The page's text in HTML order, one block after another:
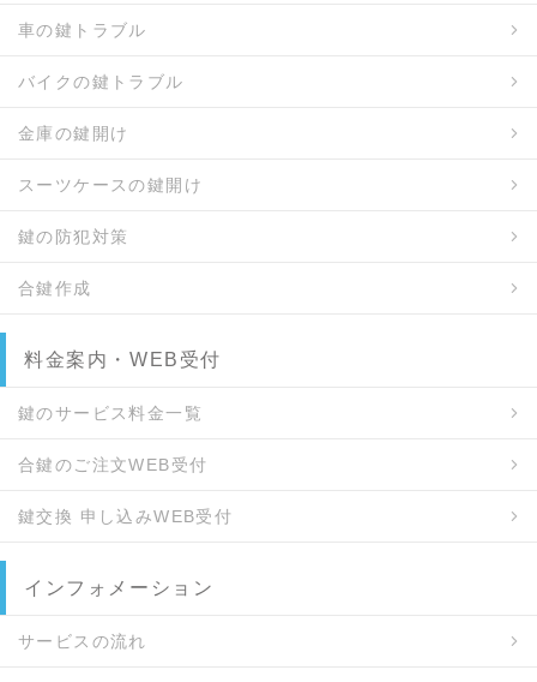
車の鍵トラブル
バイクの鍵トラブル
金庫の鍵開け
スーツケースの鍵開け
鍵の防犯対策
合鍵作成
料金案内・WEB受付
鍵のサービス料金一覧
合鍵のご注文WEB受付
鍵交換 申し込みWEB受付
インフォメーション
サービスの流れ